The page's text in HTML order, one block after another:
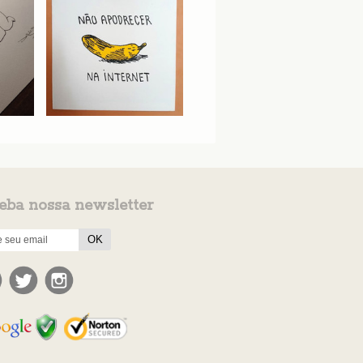
nossa newsletter